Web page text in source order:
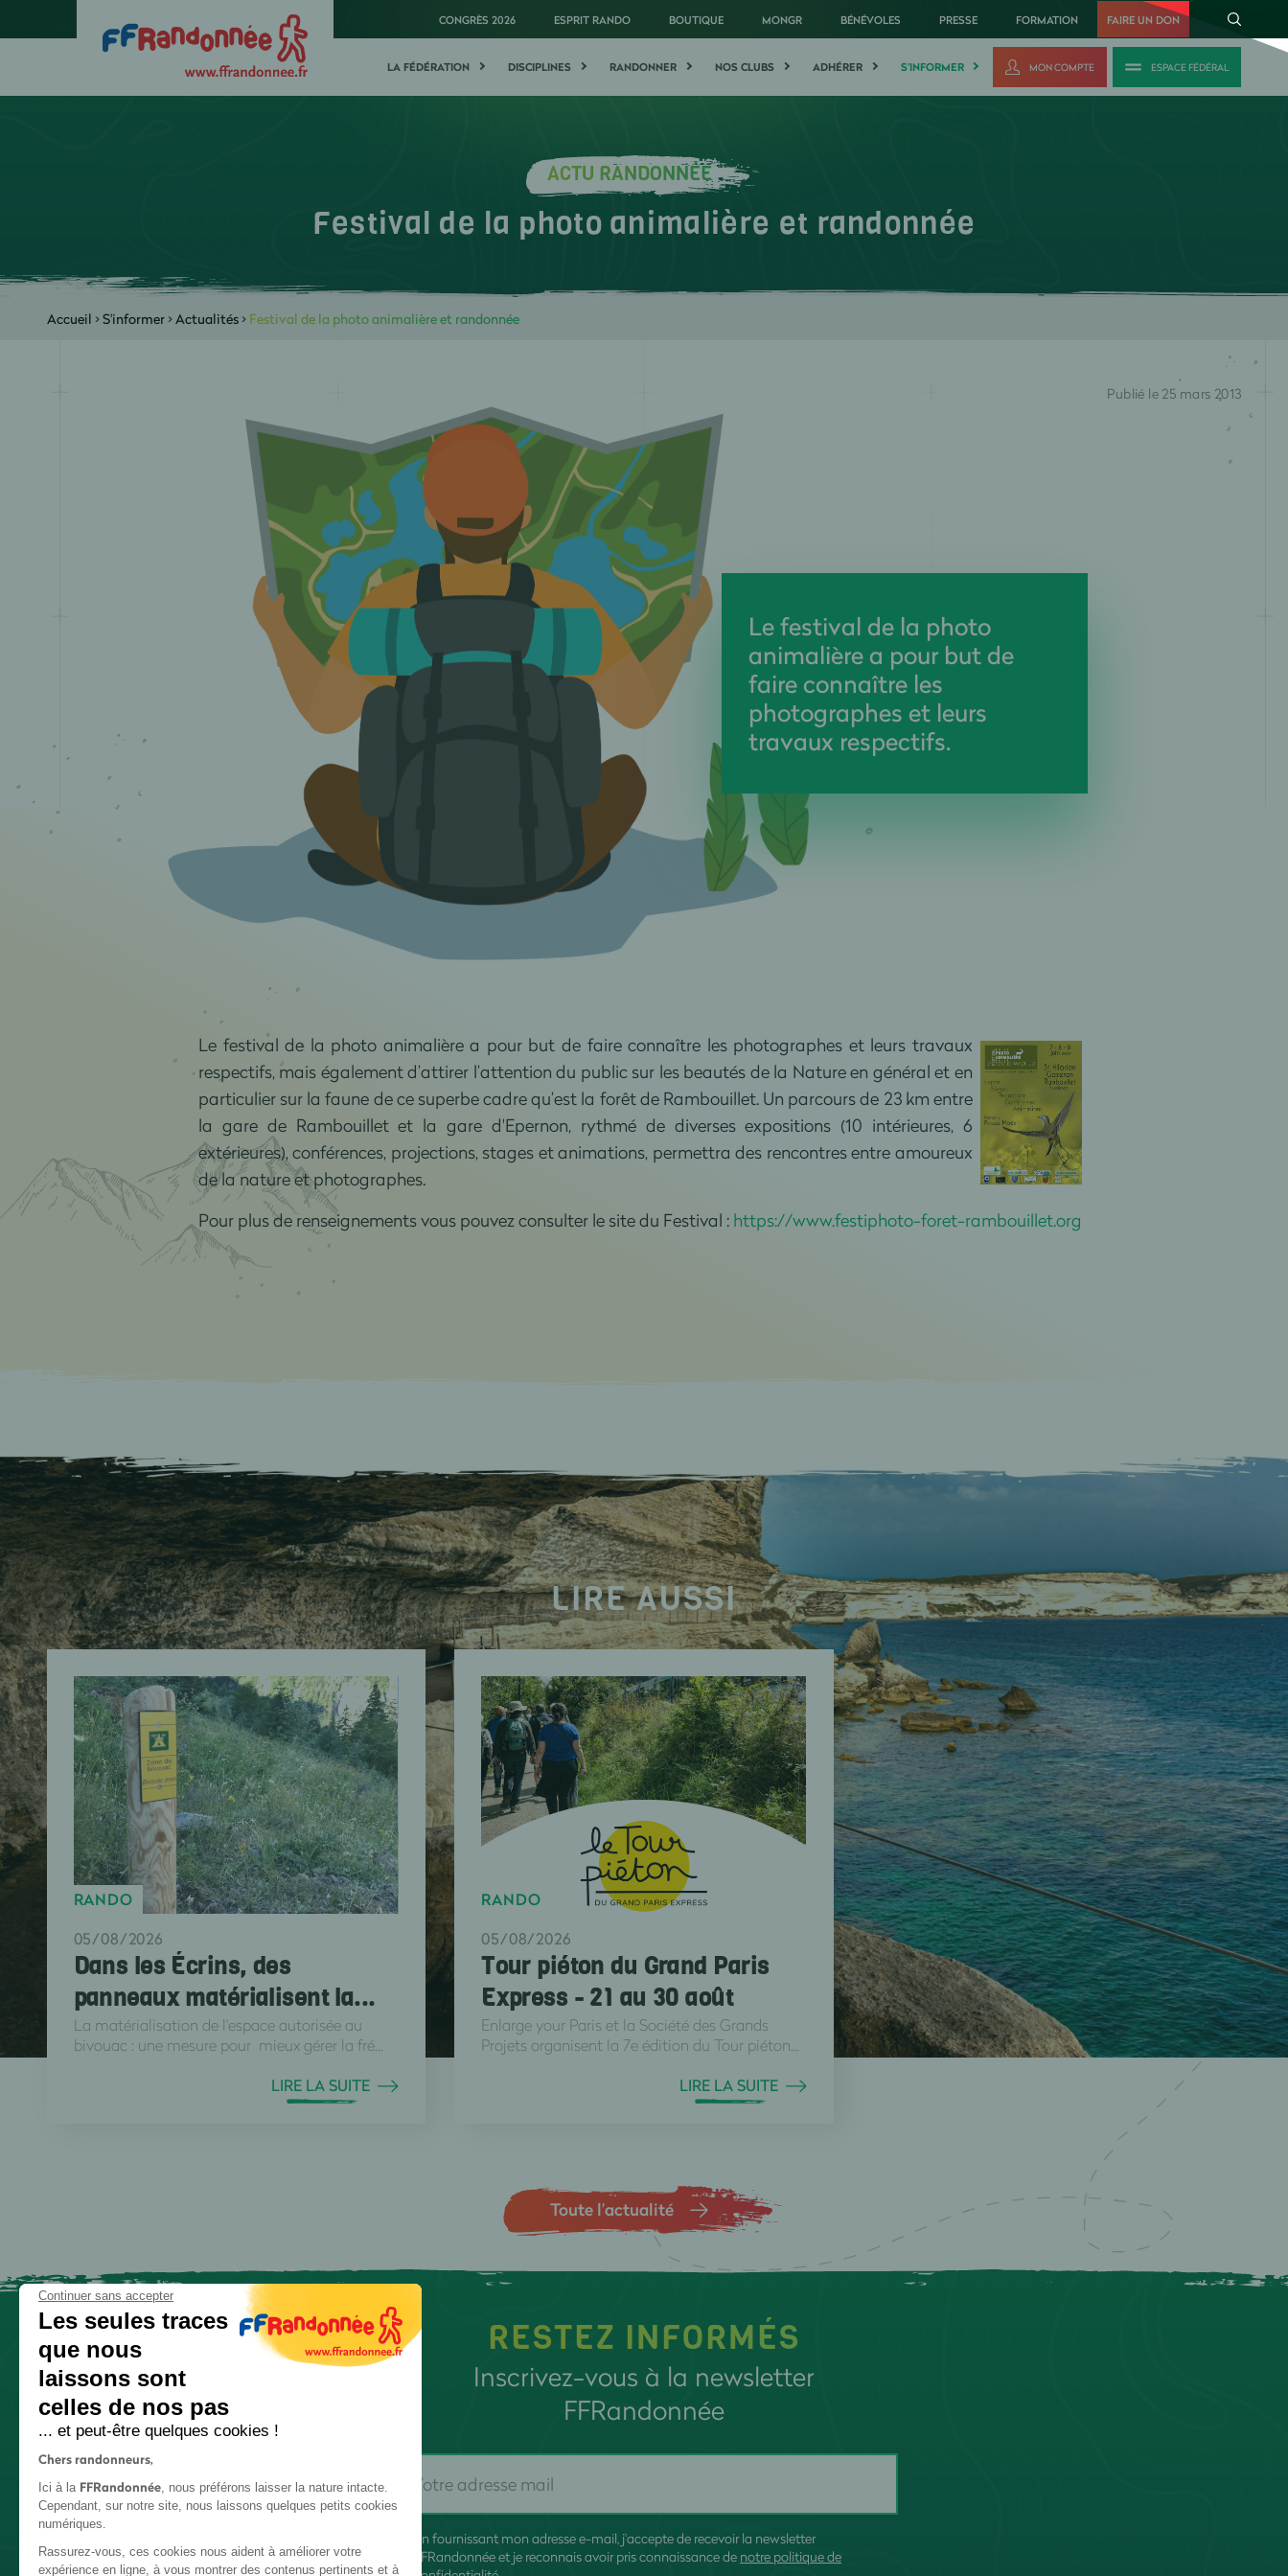
CONGRÈS 2026 ESPRIT RANDO BOUTIQUE MONGR BÉNÉVOLES PRESSE FORMATION FAIRE UN DON
LA FÉDÉRATION DISCIPLINES RANDONNER NOS CLUBS ADHÉRER S'INFORMER MON COMPTE ESPACE FÉDÉRAL
ACTU RANDONNÉE
Festival de la photo animalière et randonnée
Accueil >S'informer>Actualités> Festival de la photo animalière et randonnée
Le festival de la photo
animalière a pour but de
faire connaître les
photographes et leurs
travaux respectifs.
Publié le 25 mars 2013
Le festival de la photo animalière a pour but de faire connaître les photographes et leurs travaux
respectifs, mais également d’attirer l’attention du public sur les beautés de la Nature en général et en
particulier sur la faune de ce superbe cadre qu’est la forêt de Rambouillet. Un parcours de 23 km entre
la gare de Rambouillet et la gare d'Epernon, rythmé de diverses expositions (10 intérieures, 6
extérieures), conférences, projections, stages et animations, permettra des rencontres entre amoureux
de la nature et photographes.
Pour plus de renseignements vous pouvez consulter le site du Festival : https://www.festiphoto-foret-rambouillet.org
LIRE AUSSI
RANDO
05/08/2026
Dans les Écrins, des
panneaux matérialisent la...
La matérialisation de l'espace autorisée au
bivouac : une mesure pour mieux gérer la fré...
LIRE LA SUITE
RANDO
05/08/2026
Tour piéton du Grand Paris
Express - 21 au 30 août
Enlarge your Paris et la Société des Grands
Projets organisent la 7e édition du Tour piéton...
LIRE LA SUITE
Toute l’actualité
RESTEZ INFORMÉS
Inscrivez-vous à la newsletter
FFRandonnée
En fournissant mon adresse e-mail, j'accepte de recevoir la newsletter
FFRandonnée et je reconnais avoir pris connaissance de notre politique de
Continuer sans accepter
Les seules traces
que nous
laissons sont
celles de nos pas
... et peut-être quelques cookies !
Chers randonneurs,
Ici à la FFRandonnée, nous préférons laisser la nature intacte.
Cependant, sur notre site, nous laissons quelques petits cookies
numériques.
Rassurez-vous, ces cookies nous aident à améliorer votre
expérience en ligne, à vous montrer des contenus pertinents et à